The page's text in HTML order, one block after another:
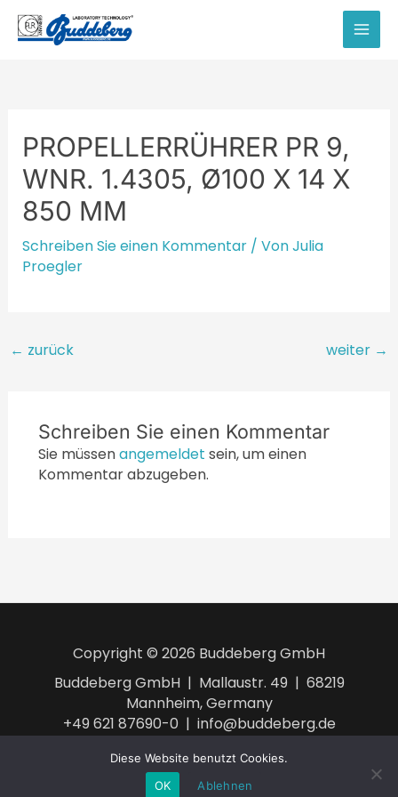
Zum
Inhalt
springen
PROPELLERRÜHRER PR 9,
WNR. 1.4305, Ø100 X 14 X
850 MM
Schreiben Sie einen Kommentar / VonJulia
Proegler
Beitragsnavigation
← zurück weiter →
Schreiben Sie einen Kommentar
Sie müssenangemeldet sein, um einen
Kommentar abzugeben.
Copyright © 2026 Buddeberg GmbH
Buddeberg GmbH | Mallaustr. 49 | 68219
Mannheim, Germany
+49 621 87690-0 | info@buddeberg.de
Impressum Datenschutzerklärung
Diese Website benutzt Cookies.
OK
Ablehnen